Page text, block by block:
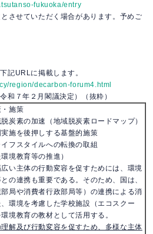
fukuoka/entry
せていただく場合があります。予めご
記URLに掲載します。
region/decarbon-forum4.html
和７年２月閣議決定）（抜粋）
施策
炭素の加速（地域脱炭素ロードマップ）
施を後押しする基盤的施策
フスタイルへの転換の取組
境教育等の推進）
い主体の行動変容を促すためには、環境
の連携も重要である。そのため、国は、
局や消費者行政部局等）の連携による消
環境を考慮した学校施設（エコスクー
境教育の教材として活用する。
解及び行動変容を促すため、多様な主体